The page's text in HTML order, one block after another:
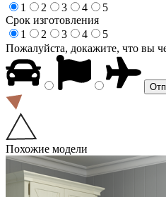
1
2 3 4
5
Срок изготовления
1
2 3 4
5
Пожалуйста, докажите, что вы
Похожие модели